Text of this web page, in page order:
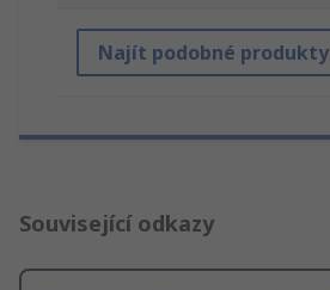
Najít podobné produkty
Související odkazy